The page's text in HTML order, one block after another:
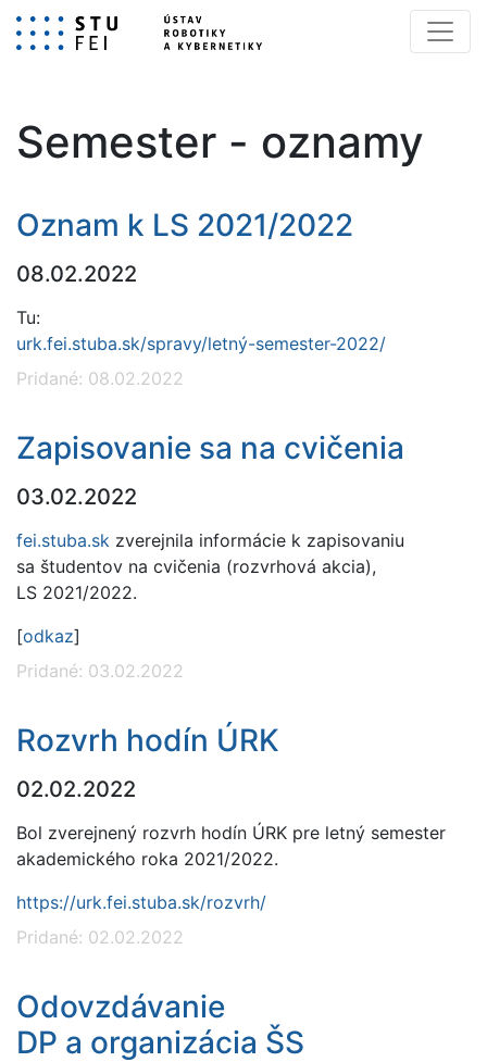
Semester - oznamy
Oznam k LS 2021/2022
08.02.2022
Tu:
urk.fei.stuba.sk/spravy/letný-semester-2022/
Pridané: 08.02.2022
Zapisovanie sa na cvičenia
03.02.2022
fei.stuba.sk zverejnila informácie k zapisovaniu
sa študentov na cvičenia (rozvrhová akcia),
LS 2021/2022.
[odkaz]
Pridané: 03.02.2022
Rozvrh hodín ÚRK
02.02.2022
Bol zverejnený rozvrh hodín ÚRK pre letný semester
akademického roka 2021/2022.
https://urk.fei.stuba.sk/rozvrh/
Pridané: 02.02.2022
Odovzdávanie
DP a organizácia ŠS